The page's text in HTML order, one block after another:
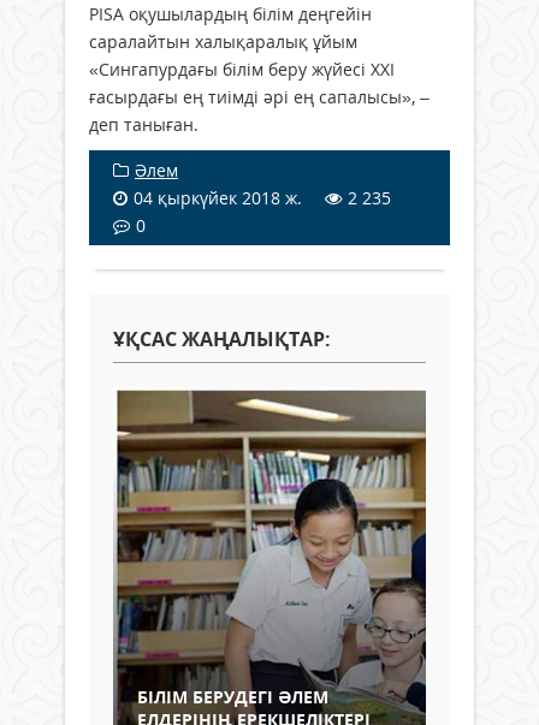
РІSА оқушылардың білім деңгейін
саралайтын халықаралық ұйым
«Сингапурдағы білім беру жүйесі ХХІ
ғасырдағы ең тиімді әрі ең сапалысы», –
деп таныған.
Әлем
04 қыркүйек 2018 ж.
2 235
0
ҰҚСАС ЖАҢАЛЫҚТАР:
БІЛІМ БЕРУДЕГІ ӘЛЕМ
ЕЛДЕРІНІҢ ЕРЕКШЕЛІКТЕРІ